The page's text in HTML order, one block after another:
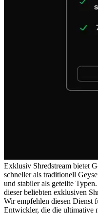
Exklusiv Shredstream bietet
schneller als traditionell
und stabiler als geteilte
dieser beliebten exklusiven
Wir empfehlen diesen Dienst
Entwickler, die die ultimative